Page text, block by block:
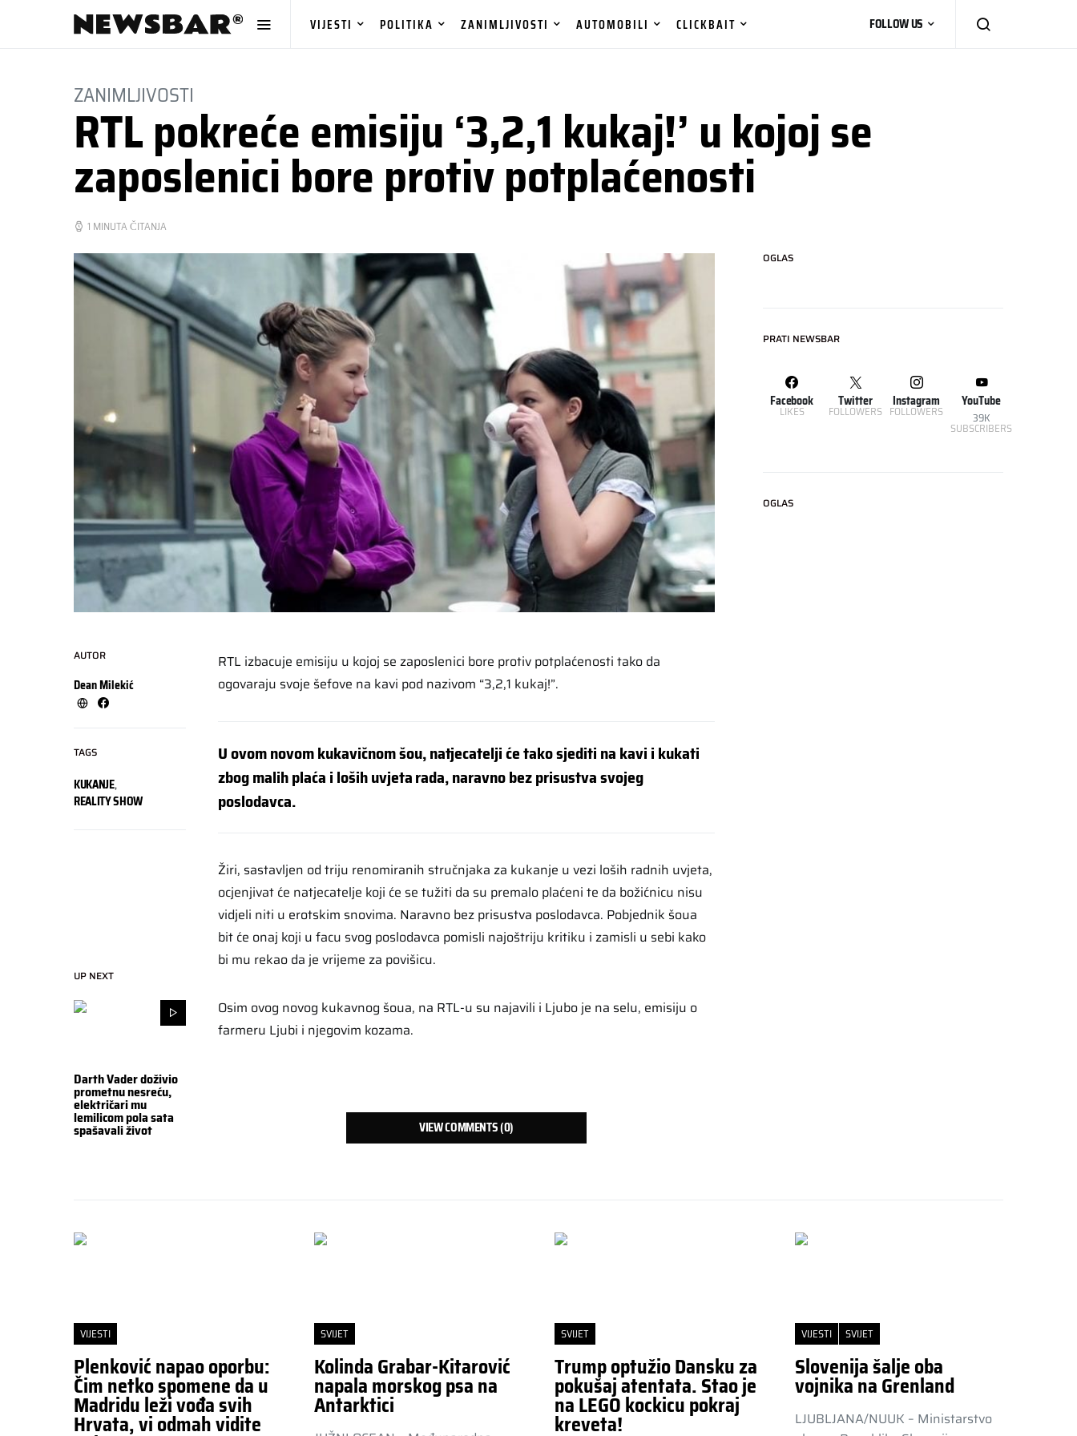
VIJESTI POLITIKA ZANIMLJIVOSTI AUTOMOBILI CLICKBAIT FOLLOW US
ZANIMLJIVOSTI
RTL pokreće emisiju ‘3,2,1 kukaj!’ u kojoj se
zaposlenici bore protiv potplaćenosti
1 MINUTA ČITANJA
UP NEXT
Darth Vader doživio
prometnu nesreću,
električari mu
lemilicom pola sata
spašavali život
AUTOR
Dean Milekić
TAGS
KUKANJE,
REALITY SHOW
RTL izbacuje emisiju u kojoj se zaposlenici bore protiv potplaćenosti tako da
ogovaraju svoje šefove na kavi pod nazivom “3,2,1 kukaj!”.
U ovom novom kukavičnom šou, natjecatelji će tako sjediti na kavi i kukati
zbog malih plaća i loših uvjeta rada, naravno bez prisustva svojeg
poslodavca.
Žiri, sastavljen od triju renomiranih stručnjaka za kukanje u vezi loših radnih uvjeta,
ocjenjivat će natjecatelje koji će se tužiti da su premalo plaćeni te da božićnicu nisu
vidjeli niti u erotskim snovima. Naravno bez prisustva poslodavca. Pobjednik šoua
bit će onaj koji u facu svog poslodavca pomisli najoštriju kritiku i zamisli u sebi kako
bi mu rekao da je vrijeme za povišicu.
Osim ovog novog kukavnog šoua, na RTL-u su najavili i Ljubo je na selu, emisiju o
farmeru Ljubi i njegovim kozama.
VIEW COMMENTS (0)
OGLAS
PRATI NEWSBAR
Facebook
LIKES
Twitter
FOLLOWERS
Instagram
FOLLOWERS
YouTube
39K
SUBSCRIBERS
OGLAS
VIJESTI
Plenković napao oporbu:
Čim netko spomene da u
Madridu leži vođa svih
Hrvata, vi odmah vidite
SVIJET
Kolinda Grabar-Kitarović
napala morskog psa na
Antarktici
SVIJET
Trump optužio Dansku za
pokušaj atentata. Stao je
na LEGO kockicu pokraj
kreveta!
VIJESTI SVIJET
Slovenija šalje oba
vojnika na Grenland
LJUBLJANA/NUUK – Ministarstvo